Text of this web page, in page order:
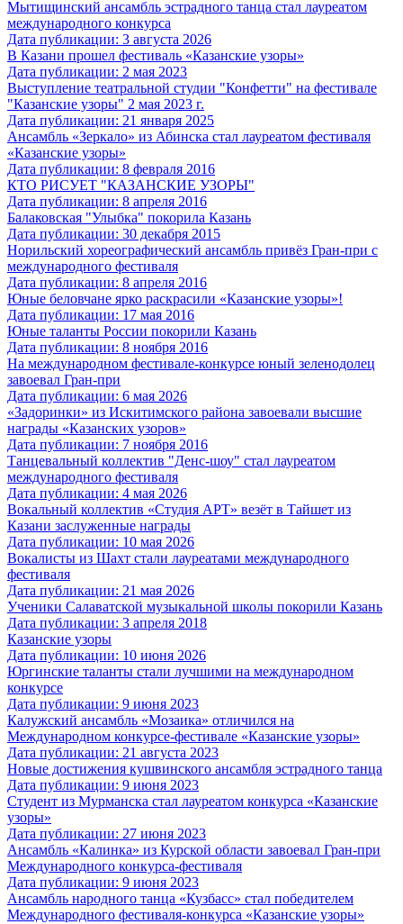
Мытищинский ансамбль эстрадного танца стал лауреатом
международного конкурса
Дата публикации: 3 августа 2026
В Казани прошел фестиваль «Казанские узоры»
Дата публикации: 2 мая 2023
Выступление театральной студии "Конфетти" на фестивале
"Казанские узоры" 2 мая 2023 г.
Дата публикации: 21 января 2025
Ансамбль «Зеркало» из Абинска стал лауреатом фестиваля
«Казанские узоры»
Дата публикации: 8 февраля 2016
КТО РИСУЕТ "КАЗАНСКИЕ УЗОРЫ"
Дата публикации: 8 апреля 2016
Балаковская "Улыбка" покорила Казань
Дата публикации: 30 декабря 2015
Норильский хореографический ансамбль привёз Гран-при с
международного фестиваля
Дата публикации: 8 апреля 2016
Юные беловчане ярко раскрасили «Казанские узоры»!
Дата публикации: 17 мая 2016
Юные таланты России покорили Казань
Дата публикации: 8 ноября 2016
На международном фестивале-конкурсе юный зеленодолец
завоевал Гран-при
Дата публикации: 6 мая 2026
«Задоринки» из Искитимского района завоевали высшие
награды «Казанских узоров»
Дата публикации: 7 ноября 2016
Танцевальный коллектив "Денс-шоу" стал лауреатом
международного фестиваля
Дата публикации: 4 мая 2026
Вокальный коллектив «Студия АРТ» везёт в Тайшет из
Казани заслуженные награды
Дата публикации: 10 мая 2026
Вокалисты из Шахт стали лауреатами международного
фестиваля
Дата публикации: 21 мая 2026
Ученики Салаватской музыкальной школы покорили Казань
Дата публикации: 3 апреля 2018
Казанские узоры
Дата публикации: 10 июня 2026
Юргинские таланты стали лучшими на международном
конкурсе
Дата публикации: 9 июня 2023
Калужский ансамбль «Мозаика» отличился на
Международном конкурсе-фестивале «Казанские узоры»
Дата публикации: 21 августа 2023
Новые достижения кушвинского ансамбля эстрадного танца
Дата публикации: 9 июня 2023
Студент из Мурманска стал лауреатом конкурса «Казанские
узоры»
Дата публикации: 27 июня 2023
Ансамбль «Калинка» из Курской области завоевал Гран-при
Международного конкурса-фестиваля
Дата публикации: 9 июня 2023
Ансамбль народного танца «Кузбасс» стал победителем
Международного фестиваля-конкурса «Казанские узоры»